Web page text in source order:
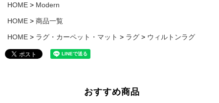
HOME Modern
HOME 商品一覧
HOME ラグ・カーペット・マット ラグ ウィルトンラグ
おすすめ商品